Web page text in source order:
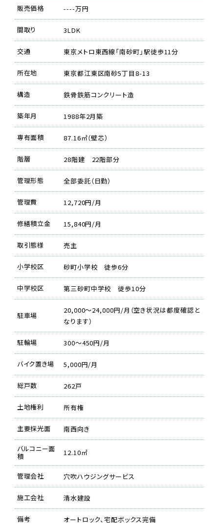
販売価格 ----万円
間取り 3LDK
交通 東京メトロ東西線「南砂町」駅徒歩11分
所在地 東京都江東区南砂5丁目8-13
構造 鉄骨鉄筋コンクリート造
築年月 1988年2月築
専有面積 87.16㎡（壁芯）
階層 28階建 22階部分
管理形態 全部委託（日勤）
管理費 12,720円/月
修繕積立金 15,840円/月
取引態様 売主
小学校区 砂町小学校 徒歩6分
中学校区 第三砂町中学校 徒歩10分
駐車場
20,000〜24,000円/月（空き状況は都度確認と
なります）
駐輪場 300〜450円/月
バイク置き場 5,000円/月
総戸数 262戸
土地権利 所有権
主要採光面 南西向き
バルコニー面
積
12.10㎡
管理会社 穴吹ハウジングサービス
施工会社 清水建設
備考 オートロック、宅配ボックス完備